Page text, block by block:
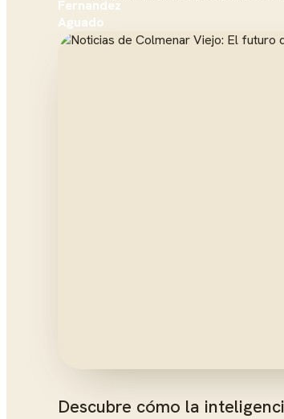
Descubre cómo la